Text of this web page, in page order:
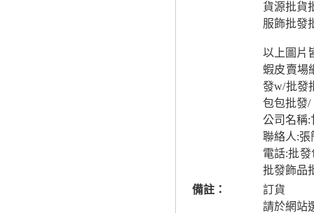
貨源批貨
服飾批發
以上圖片
蝦皮賣場
發w/批發
包包批發/
公司名稱:
聯絡人:張
電話:批
批發飾品
備註：
訂貨
請於網站